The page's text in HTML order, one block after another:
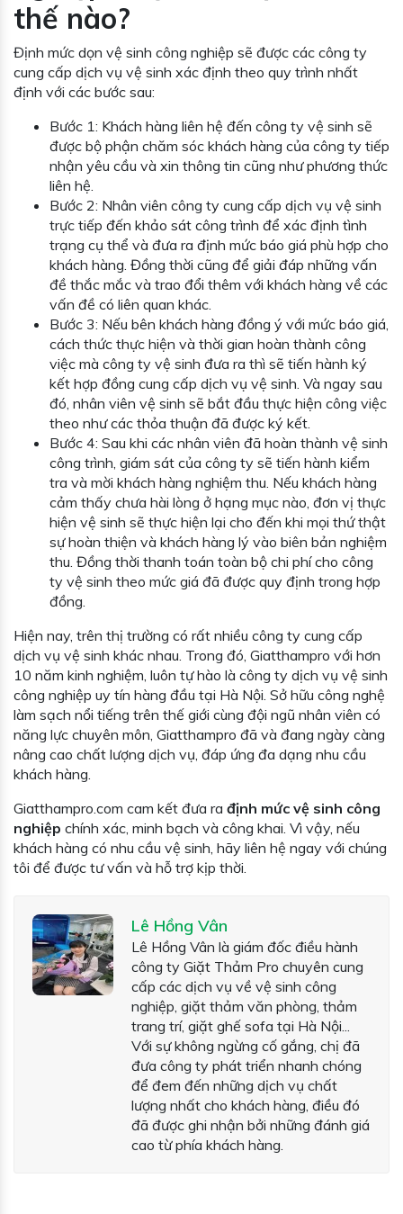
thế nào?
Định mức dọn vệ sinh công nghiệp sẽ được các công ty
cung cấp dịch vụ vệ sinh xác định theo quy trình nhất
định với các bước sau:
Bước 1: Khách hàng liên hệ đến công ty vệ sinh sẽ
được bộ phận chăm sóc khách hàng của công ty tiếp
nhận yêu cầu và xin thông tin cũng như phương thức
liên hệ.
Bước 2: Nhân viên công ty cung cấp dịch vụ vệ sinh
trực tiếp đến khảo sát công trình để xác định tình
trạng cụ thể và đưa ra định mức báo giá phù hợp cho
khách hàng. Đồng thời cũng để giải đáp những vấn
đề thắc mắc và trao đổi thêm với khách hàng về các
vấn đề có liên quan khác.
Bước 3: Nếu bên khách hàng đồng ý với mức báo giá,
cách thức thực hiện và thời gian hoàn thành công
việc mà công ty vệ sinh đưa ra thì sẽ tiến hành ký
kết hợp đồng cung cấp dịch vụ vệ sinh. Và ngay sau
đó, nhân viên vệ sinh sẽ bắt đầu thực hiện công việc
theo như các thỏa thuận đã được ký kết.
Bước 4: Sau khi các nhân viên đã hoàn thành vệ sinh
công trình, giám sát của công ty sẽ tiến hành kiểm
tra và mời khách hàng nghiệm thu. Nếu khách hàng
cảm thấy chưa hài lòng ở hạng mục nào, đơn vị thực
hiện vệ sinh sẽ thực hiện lại cho đến khi mọi thứ thật
sự hoàn thiện và khách hàng lý vào biên bản nghiệm
thu. Đồng thời thanh toán toàn bộ chi phí cho công
ty vệ sinh theo mức giá đã được quy định trong hợp
đồng.
Hiện nay, trên thị trường có rất nhiều công ty cung cấp
dịch vụ vệ sinh khác nhau. Trong đó, Giatthampro với hơn
10 năm kinh nghiệm, luôn tự hào là công ty dịch vụ vệ sinh
công nghiệp uy tín hàng đầu tại Hà Nội. Sở hữu công nghệ
làm sạch nổi tiếng trên thế giới cùng đội ngũ nhân viên có
năng lực chuyên môn, Giatthampro đã và đang ngày càng
nâng cao chất lượng dịch vụ, đáp ứng đa dạng nhu cầu
khách hàng.
Giatthampro.com cam kết đưa ra định mức vệ sinh công
nghiệp chính xác, minh bạch và công khai. Vì vậy, nếu
khách hàng có nhu cầu vệ sinh, hãy liên hệ ngay với chúng
tôi để được tư vấn và hỗ trợ kịp thời.
Lê Hồng Vân
Lê Hồng Vân là giám đốc điều hành
công ty Giặt Thảm Pro chuyên cung
cấp các dịch vụ về vệ sinh công
nghiệp, giặt thảm văn phòng, thảm
trang trí, giặt ghế sofa tại Hà Nội...
Với sự không ngừng cố gắng, chị đã
đưa công ty phát triển nhanh chóng
để đem đến những dịch vụ chất
lượng nhất cho khách hàng, điều đó
đã được ghi nhận bởi những đánh giá
cao từ phía khách hàng.